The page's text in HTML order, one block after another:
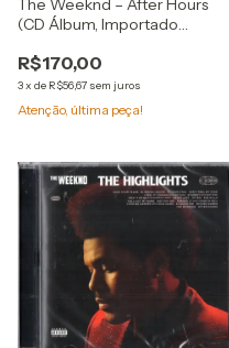
(CD Álbum, Importado
R$170,00
3x de R$56,67 sem juros
Atenção, última peça!